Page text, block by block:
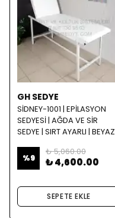
GH SEDYE
SİDNEY-1001 | EPİLASYON
SEDYESİ | AĞDA VE SİR
SEDYE | SIRT AYARLI | BEYAZ
%9
₺ 5,060.00
₺ 4,600.00
SEPETE EKLE